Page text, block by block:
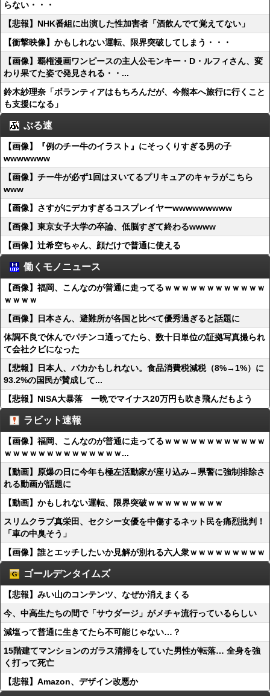
らない・・・
【悲報】NHK番組に出演した性加害者「酒飲んでて覚えてない」
【衝撃映像】かもしれない運転、限界突破してしまう・・・
【画像】覇権漫画ワンピースの主人公モンキー・D・ルフィさん、変
わり果てた姿で発見される・・...
鈴木紗理奈「ボランティアはもちろんだが、今熊本へ旅行に行くこと
も支援になる」
ぶる速
【画像】『例のチー牛のイラスト』にそっくりすぎる男の子
wwwwwww
【画像】チー牛が必ず1回はヌいてるプリキュアのキャラがこちら
www
【画像】さすがにデカすぎるコスプレイヤーwwwwwwwww
【画像】東京女子大学の卒論、低脳すぎて終わるwwww
【画像】辻希空ちゃん、顔だけで普通に使える
働くモノニュース
【画像】福岡、こんなのが普通に走ってるｗｗｗｗｗｗｗｗｗｗｗｗ
ｗｗｗｗ
【画像】日本さん、避難所が各国と比べて優秀過ぎると話題に
体調不良で休んでパチンコ通ってたら、数十日単位の証拠写真撮られ
て会社クビになった
【悲報】日本人、バカかもしれない。食品消費税減税（8%→1%）に
93.2%の国民が賛成して...
【悲報】NISA大暴落 一晩でマイナス20万円も吹き飛んだもよう
ラビット速報
【画像】福岡、こんなのが普通に走ってるｗｗｗｗｗｗｗｗｗｗｗｗ
ｗｗｗｗｗｗｗｗｗｗｗｗｗｗ...
【動画】原爆の日に今年も極左活動家が座り込み→県警に強制排除さ
れる動画が話題に
【動画】かもしれない運転、限界突破ｗｗｗｗｗｗｗｗｗ
スリムクラブ真栄田、セクシー女優を中傷するネット民を痛烈批判！
「車の中臭そう」
【画像】誰とエッチしたいか見解が別れる六人衆ｗｗｗｗｗｗｗｗｗ
ゴールデンタイムズ
【悲報】みい山のコンテンツ、なぜか消えまくる
今、中高生たちの間で「サウダージ」がメチャ流行っているらしい
減塩って普通に生きてたら不可能じゃない…？
15階建てマンションのガラス清掃をしていた男性が転落… 全身を強
く打って死亡
【悲報】Amazon、デザイン改悪か